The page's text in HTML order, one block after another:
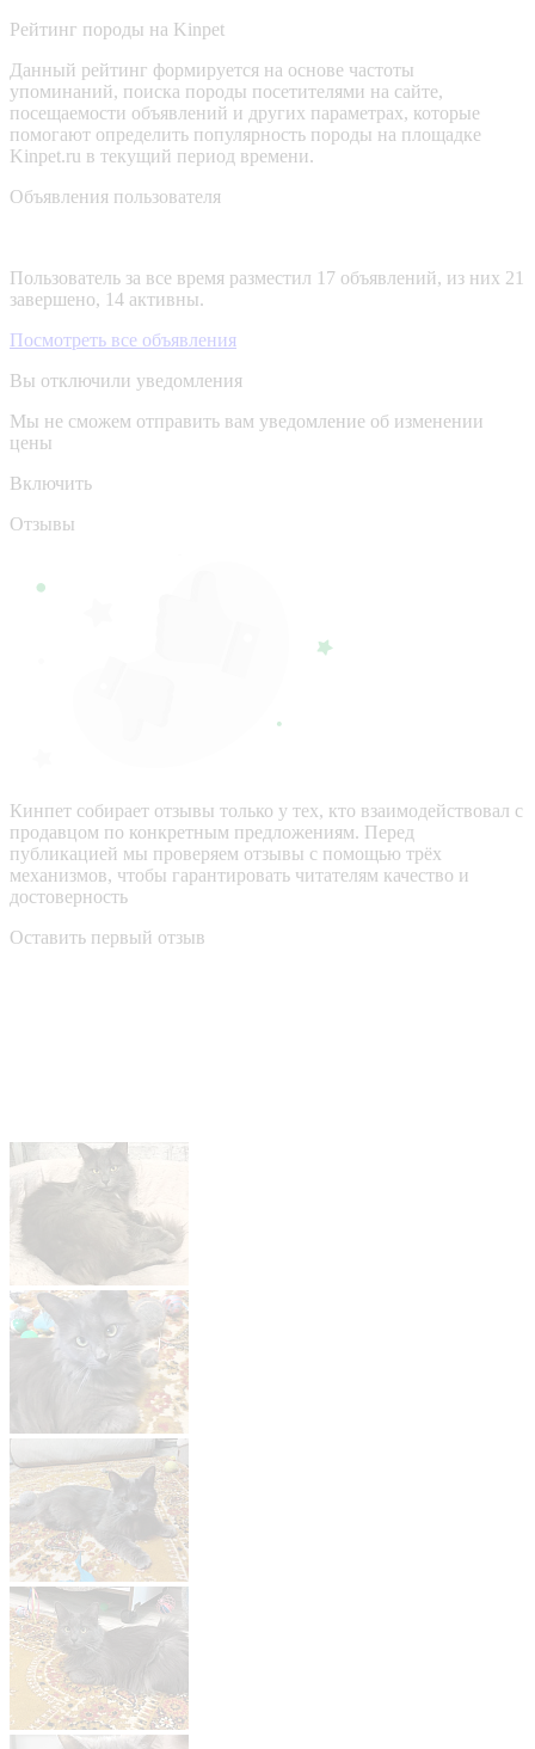
Рейтинг породы на Kinpet
Данный рейтинг формируется на основе частоты
упоминаний, поиска породы посетителями на сайте,
посещаемости объявлений и других параметрах, которые
помогают определить популярность породы на площадке
Kinpet.ru в текущий период времени.
Объявления пользователя
Пользователь за все время разместил 17 объявлений, из них 21
завершено, 14 активны.
Посмотреть все объявления
Вы отключили уведомления
Мы не сможем отправить вам уведомление об изменении
цены
Включить
Отзывы
Кинпет собирает отзывы только у тех, кто взаимодействовал с
продавцом по конкретным предложениям. Перед
публикацией мы проверяем отзывы с помощью трёх
механизмов, чтобы гарантировать читателям качество и
достоверность
Оставить первый отзыв